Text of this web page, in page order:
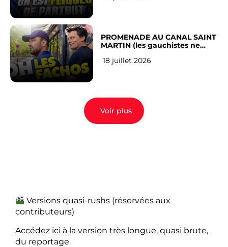
PROMENADE AU CANAL SAINT
MARTIN (les gauchistes ne
18 juillet 2026
Voir plus
Versions quasi-rushs (réservées aux
contributeurs)
Accédez ici à la version très longue, quasi brute,
du reportage.